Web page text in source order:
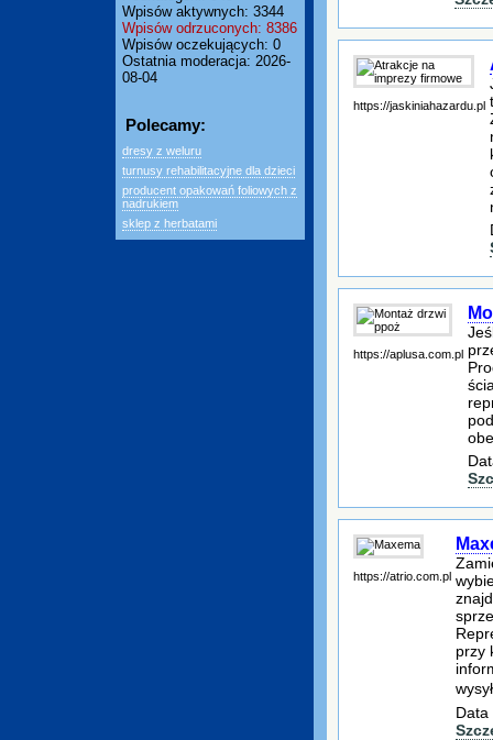
Wpisów aktywnych: 3344
Wpisów odrzuconych: 8386
Wpisów oczekujących: 0
Ostatnia moderacja: 2026-
08-04
Polecamy:
dresy z weluru
turnusy rehabilitacyjne dla dzieci
producent opakowań foliowych z
nadrukiem
sklep z herbatami
https://jaskiniahazardu.pl
https://aplusa.com.pl
https://atrio.com.pl
przy
Data